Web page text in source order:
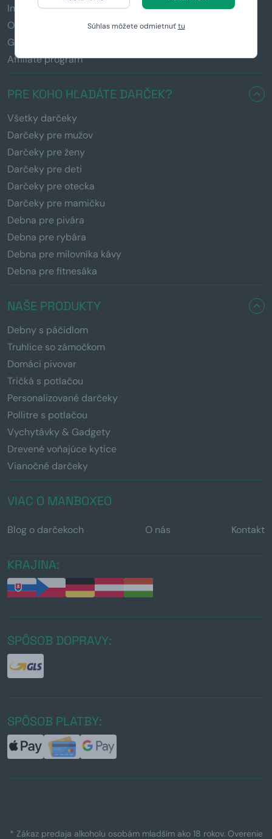
Súhlas môžete odmietnuťtu
Informácie k darčekom
Obchodné podmienky
GDPR
Affiliate program
PRE KOHO HĽADÁTE DARČEK?
Všetky darčeky
Darčeky pre mužov
Darčeky pre ženy
Darčeky pre deti
Darčeky pre otecka
Darčeky pre mamičku
Debna pre pivára
Debna pre rybára
Debna pre milovníka kávy
Debna pre fitnesáka
NAŠE PRODUKTY
Debny s páčidlom
Truhlice so zámočkom
Domáci pivovar
Tričká s potlačou
Personalizované darčeky
Pollitre s potlačou
Vychytávky & Gadgety
Drevené voňajúce kytice
Vianočné darčeky
VIAC O MANBOXEO
Blog o darčekoch O nás Kontakt
KRAJINA:
SPÔSOB DOPRAVY:
SPÔSOB PLATBY:
* Zákaz predaja alkoholu osobám mladším ako 18 rokov. Overenie